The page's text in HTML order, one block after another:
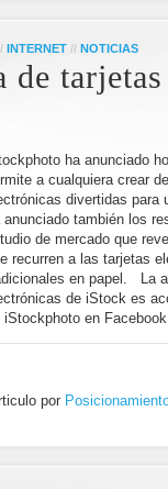
INTERNET // NOTICIAS
ha anunciado
a cualquiera crear
divertidas para
anunciado también los
de mercado que
recurren a las tarjetas
en papel. La
de iStock es
iStockphoto en
por